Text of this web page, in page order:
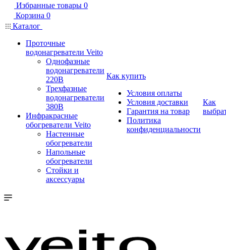
Избранные товары 0
Корзина 0
Каталог
Проточные
водонагреватели Veito
Однофазные
водонагреватели
220В
Трехфазные
водонагреватели
380В
Инфракрасные
обогреватели Veito
Настенные
обогреватели
Напольные
обогреватели
Стойки и
аксессуары
Как купить
Условия оплаты
Условия доставки
Гарантия на товар
Политика
конфиденциальности
Как